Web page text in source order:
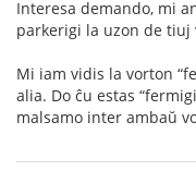
Interesa demando, mi
parkerigi la uzon de tiuj
Mi iam vidis la vorton
alia. Do ĉu estas
malsamo inter ambaŭ